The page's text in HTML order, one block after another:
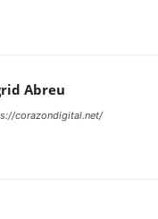
Abreu
corazondigital.net/